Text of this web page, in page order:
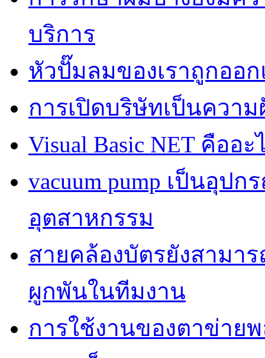
บริการ
หัวปั๊มลมของเราถูกออ
การเปิดบริษัทเป็นควา
Visual Basic NET คืออะ
vacuum pump เป็นอุ
อุตสาหกรรม
สายคล้องบัตรยังสามา
ผูกพันในทีมงาน
การใช้งานของตาข่าย